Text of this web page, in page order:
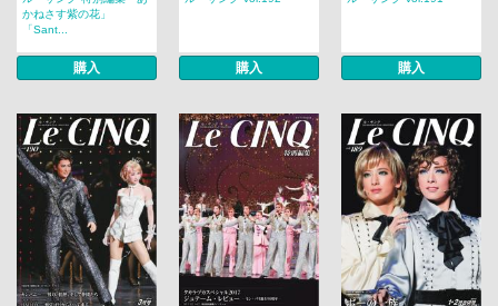
かねさす紫の花」
「Sant...
購入 購入 購入